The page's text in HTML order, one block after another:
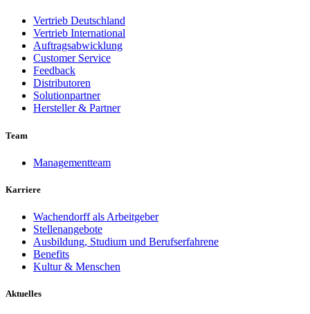
Vertrieb Deutschland
Vertrieb International
Auftragsabwicklung
Customer Service
Feedback
Distributoren
Solutionpartner
Hersteller & Partner
Team
Managementteam
Karriere
Wachendorff als Arbeitgeber
Stellenangebote
Ausbildung, Studium und Berufserfahrene
Benefits
Kultur & Menschen
Aktuelles